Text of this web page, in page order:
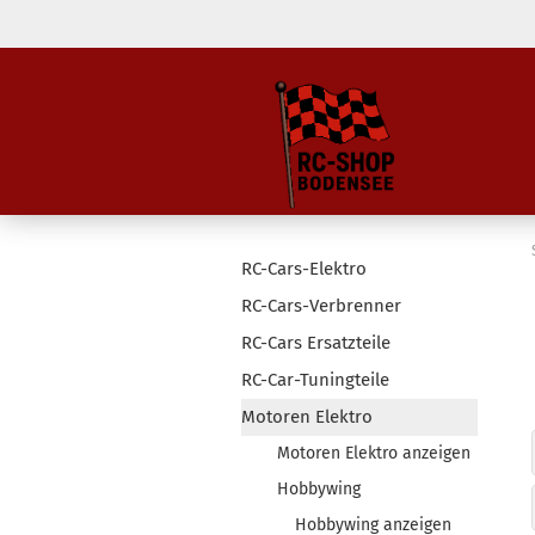
RC-Cars-Elektro
RC-Cars-Verbrenner
RC-Cars Ersatzteile
RC-Car-Tuningteile
Motoren Elektro
Motoren Elektro anzeigen
Hobbywing
Hobbywing anzeigen